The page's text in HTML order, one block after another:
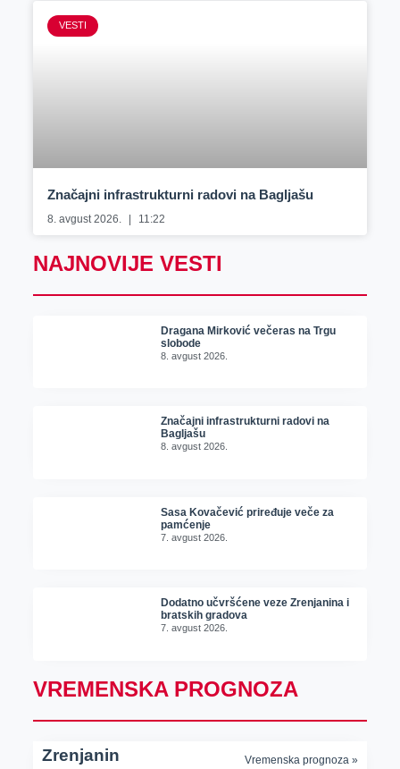
VESTI
Značajni infrastrukturni radovi na Bagljašu
8. avgust 2026. 11:22
NAJNOVIJE VESTI
Dragana Mirković večeras na Trgu
slobode
8. avgust 2026.
Značajni infrastrukturni radovi na
Bagljašu
8. avgust 2026.
Sasa Kovačević priređuje veče za
pamćenje
7. avgust 2026.
Dodatno učvršćene veze Zrenjanina i
bratskih gradova
7. avgust 2026.
VREMENSKA PROGNOZA